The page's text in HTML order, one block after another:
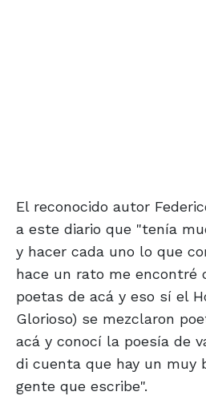
El reconocido autor
a este diario que "tenía
y hacer cada uno lo que
hace un rato me encontré
poetas de acá y eso sí el
Glorioso) se mezclaron
acá y conocí la poesía de
di cuenta que hay un muy
gente que escribe".